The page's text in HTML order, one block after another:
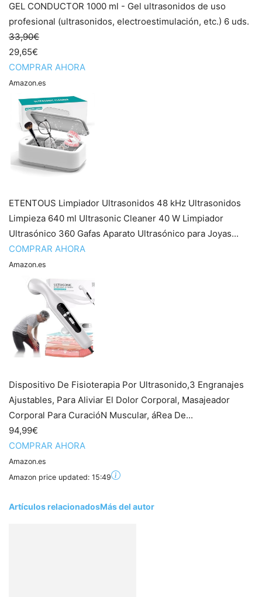
GEL CONDUCTOR 1000 ml - Gel ultrasonidos de uso
profesional (ultrasonidos, electroestimulación, etc.) 6 uds.
33,90€
29,65€
COMPRAR AHORA
Amazon.es
ETENTOUS Limpiador Ultrasonidos 48 kHz Ultrasonidos
Limpieza 640 ml Ultrasonic Cleaner 40 W Limpiador
Ultrasónico 360 Gafas Aparato Ultrasónico para Joyas...
COMPRAR AHORA
Amazon.es
Dispositivo De Fisioterapia Por Ultrasonido,3 Engranajes
Ajustables, Para Aliviar El Dolor Corporal, Masajeador
Corporal Para CuracióN Muscular, áRea De...
94,99€
COMPRAR AHORA
Amazon.es
Amazon price updated: 15:49
Artículos relacionadosMás del autor